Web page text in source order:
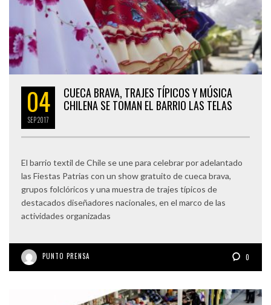
04
SEP2017
CUECA BRAVA, TRAJES TÍPICOS Y MÚSICA
CHILENA SE TOMAN EL BARRIO LAS TELAS
El barrio textil de Chile se une para celebrar por adelantado
las Fiestas Patrias con un show gratuito de cueca brava,
grupos folclóricos y una muestra de trajes típicos de
destacados diseñadores nacionales, en el marco de las
actividades organizadas
PUNTO PRENSA 0